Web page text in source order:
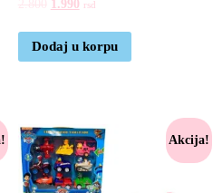
1.990 rsd
Dodaj u korpu
Akcija!